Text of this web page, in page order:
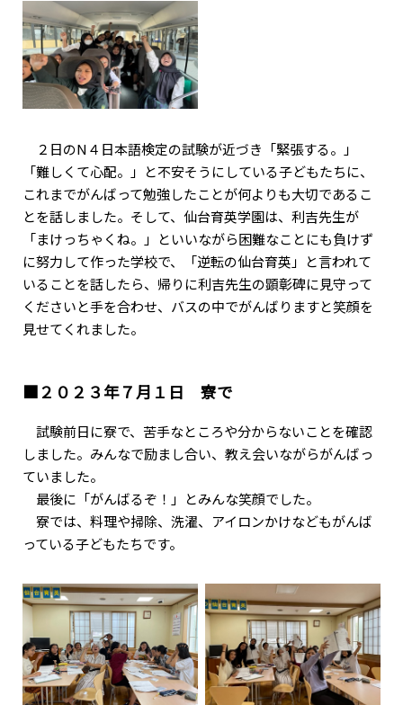
２日のN４日本語検定の試験が近づき「緊張する。」
「難しくて心配。」と不安そうにしている子どもたちに、
これまでがんばって勉強したことが何よりも大切であるこ
とを話しました。そして、仙台育英学園は、利吉先生が
「まけっちゃくね。」といいながら困難なことにも負けず
に努力して作った学校で、「逆転の仙台育英」と言われて
いることを話したら、帰りに利吉先生の顕彰碑に見守って
くださいと手を合わせ、バスの中でがんばりますと笑顔を
見せてくれました。
■２０２３年７月１日 寮で
試験前日に寮で、苦手なところや分からないことを確認
しました。みんなで励まし合い、教え会いながらがんばっ
ていました。
最後に「がんばるぞ！」とみんな笑顔でした。
寮では、料理や掃除、洗濯、アイロンかけなどもがんば
っている子どもたちです。